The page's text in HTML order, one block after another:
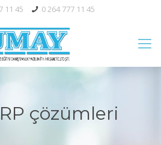
11 45 0 264 777 11 45
çözümleri